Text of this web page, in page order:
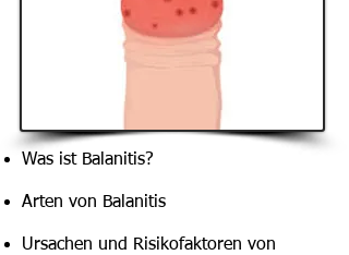
Was ist Balanitis?
Arten von Balanitis
Ursachen und Risikofaktoren von